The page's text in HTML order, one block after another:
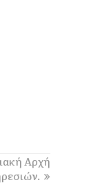
Αρχή